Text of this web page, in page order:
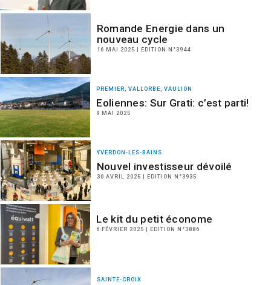
Romande Energie dans un
nouveau cycle
16 MAI 2025 | EDITION N°3944
PREMIER, VALLORBE, VAULION
Eoliennes: Sur Grati: c’est parti!
9 MAI 2025
YVERDON-LES-BAINS
Nouvel investisseur dévoilé
30 AVRIL 2025 | EDITION N°3935
Le kit du petit économe
6 FÉVRIER 2025 | EDITION N°3886
SAINTE-CROIX